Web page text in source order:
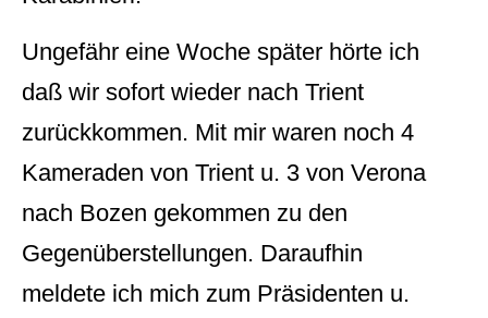
Ungefähr eine Woche später hörte ich
daß wir sofort wieder nach Trient
zurückkommen. Mit mir waren noch 4
Kameraden von Trient u. 3 von Verona
nach Bozen gekommen zu den
Gegenüberstellungen. Daraufhin
meldete ich mich zum Präsidenten u.